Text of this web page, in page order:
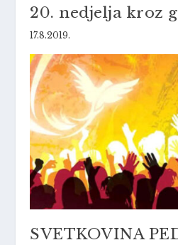
20. nedjelja kroz
17.8.2019.
SVETKOVINA